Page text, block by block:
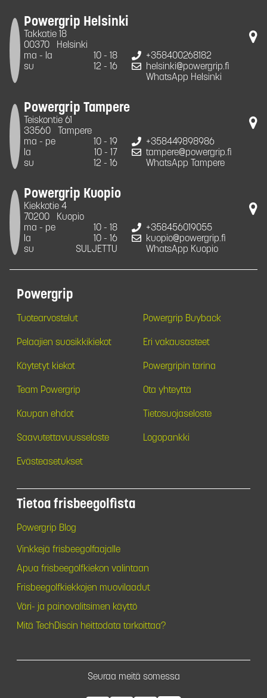
Powergrip Helsinki
Takkatie 18
00370
Helsinki
ma - la
10 - 18
su
12 - 16
+358400268182
helsinki@powergrip.fi
WhatsApp Helsinki
Powergrip Tampere
Teiskontie 61
33560
Tampere
ma - pe
10 - 19
la
10 - 17
su
12 - 16
+358449898986
tampere@powergrip.fi
WhatsApp Tampere
Powergrip Kuopio
Kiekkotie 4
70200
Kuopio
ma - pe
10 - 18
la
10 - 16
su
SULJETTU
+358456019055
kuopio@powergrip.fi
WhatsApp Kuopio
Powergrip
Tuotearvostelut Powergrip Buyback
Pelaajien suosikkikiekot Eri vakausasteet
Käytetyt kiekot Powergripin tarina
Team Powergrip Ota yhteyttä
Kaupan ehdot Tietosuojaseloste
Saavutettavuusseloste Logopankki
Evästeasetukset
Tietoa frisbeegolfista
Powergrip Blog
Vinkkejä frisbeegolfaajalle
Apua frisbeegolfkiekon valintaan
Frisbeegolfkiekkojen muovilaadut
Väri- ja painovalitsimen käyttö
Mitä TechDiscin heittodata tarkoittaa?
Seuraa meitä somessa